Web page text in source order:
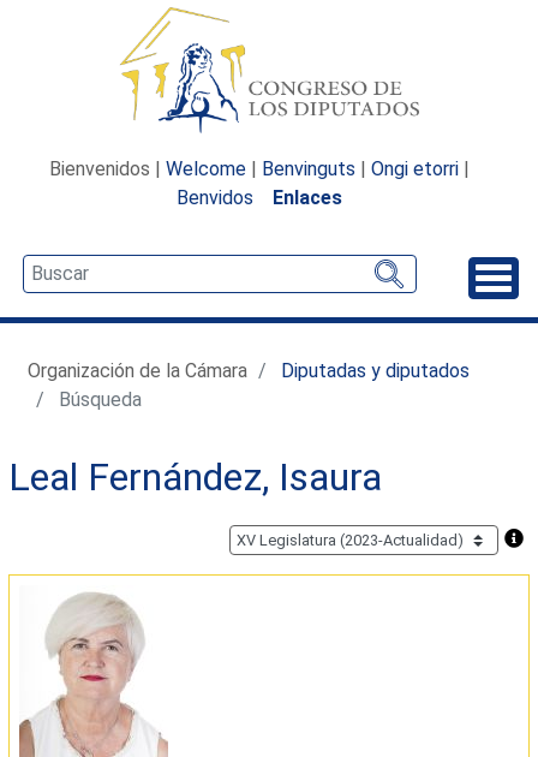
Bienvenidos | Welcome | Benvinguts | Ongi etorri |
Benvidos
Enlaces
Organización de la Cámara
Diputadas y diputados
Búsqueda
Leal Fernández, Isaura